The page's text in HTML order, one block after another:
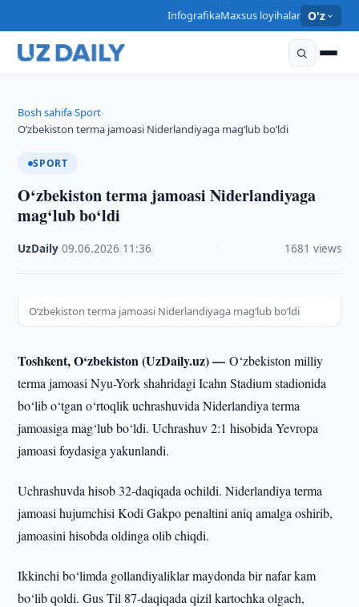
InfografikaMaxsus loyihalar O'z
Bosh sahifa›Sport›
O‘zbekiston terma jamoasi Niderlandiyaga mag‘lub bo‘ldi
SPORT
O‘zbekiston terma jamoasi Niderlandiyaga
mag‘lub bo‘ldi
UzDaily ·09.06.2026 11:36 1681 views
O‘zbekiston terma jamoasi Niderlandiyaga mag‘lub bo‘ldi
Toshkent, O‘zbekiston (UzDaily.uz) —O‘zbekiston milliy
terma jamoasi Nyu-York shahridagi Icahn Stadium stadionida
bo‘lib o‘tgan o‘rtoqlik uchrashuvida Niderlandiya terma
jamoasiga mag‘lub bo‘ldi. Uchrashuv 2:1 hisobida Yevropa
jamoasi foydasiga yakunlandi.
Uchrashuvda hisob 32-daqiqada ochildi. Niderlandiya terma
jamoasi hujumchisi Kodi Gakpo penaltini aniq amalga oshirib,
jamoasini hisobda oldinga olib chiqdi.
Ikkinchi bo‘limda gollandiyaliklar maydonda bir nafar kam
bo‘lib qoldi. Gus Til 87-daqiqada qizil kartochka olgach,